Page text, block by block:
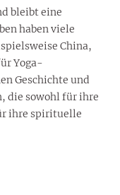
bleibt eine
haben viele
China,
Yoga-
Geschichte und
die sowohl für ihre
ihre spirituelle